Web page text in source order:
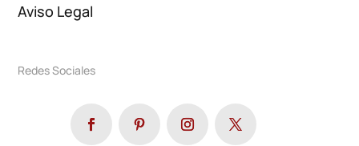
Aviso Legal
Redes Sociales